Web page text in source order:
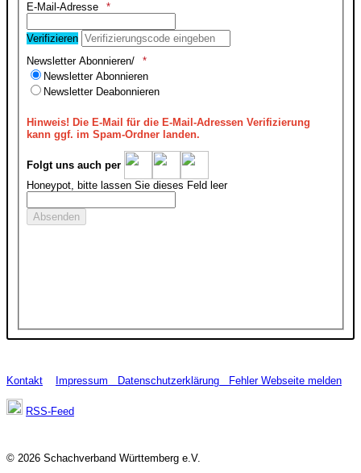
E-Mail-Adresse
Verifizieren
Newsletter Abonnieren/
Newsletter Abonnieren
Newsletter Deabonnieren
Hinweis! Die E-Mail für die E-Mail-Adressen Verifizierung
kann ggf. im Spam-Ordner landen.
Folgt uns auch per
Honeypot, bitte lassen Sie dieses Feld leer
Kontakt Impressum Datenschutzerklärung Fehler Webseite melden
RSS-Feed
© 2026 Schachverband Württemberg e.V.